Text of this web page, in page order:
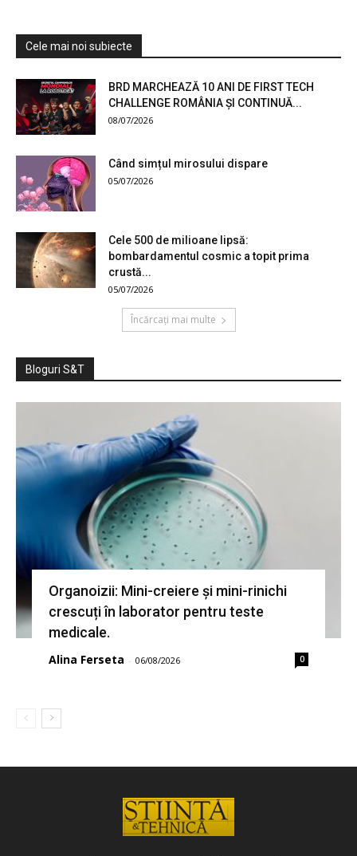
Cele mai noi subiecte
BRD MARCHEAZĂ 10 ANI DE FIRST TECH
CHALLENGE ROMÂNIA ȘI CONTINUĂ...
08/07/2026
Când simțul mirosului dispare
05/07/2026
Cele 500 de milioane lipsă:
bombardamentul cosmic a topit prima
crustă...
05/07/2026
Încărcați mai multe
Bloguri S&T
Organoizii: Mini-creiere și mini-rinichi
crescuți în laborator pentru teste
medicale.
Alina Ferseta - 06/08/2026 0